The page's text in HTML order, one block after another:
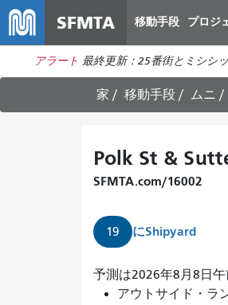
SFMTA 移動手段 プロジ
アラート 最終更新：25番街とミシシ
家 移動手段 ムニ
Polk St &
SFMTA.com/16002
19 にShipyard
予測は2026年8月8日午
アウトサイド・ラ